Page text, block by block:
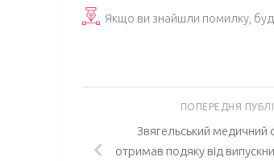
Якщо ви знайшли помилку,
ПОПЕРЕДНЯ
Звягельський
отримав подяку від